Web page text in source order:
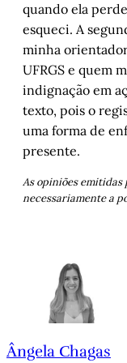
quando ela
esqueci. A
minha
UFRGS e quem
indignação em
texto, pois o
uma forma de
presente.
As opiniões emitidas
necessariamente a
Ângela Chagas